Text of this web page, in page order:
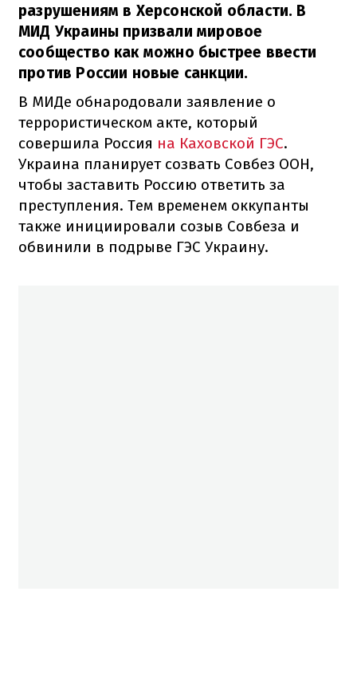
разрушениям в Херсонской области. В
МИД Украины призвали мировое
сообщество как можно быстрее ввести
против России новые санкции.
В МИДе обнародовали заявление о
террористическом акте, который
совершила Россия на Каховской ГЭС.
Украина планирует созвать Совбез ООН,
чтобы заставить Россию ответить за
преступления. Тем временем оккупанты
также инициировали созыв Совбеза и
обвинили в подрыве ГЭС Украину.